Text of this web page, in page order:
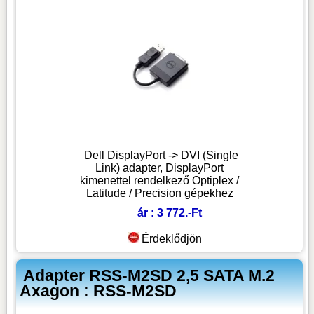
Dell DisplayPort -> DVI (Single
Link) adapter, DisplayPort
kimenettel rendelkező Optiplex /
Latitude / Precision gépekhez
ár : 3 772.-Ft
Érdeklődjön
Adapter RSS-M2SD 2,5 SATA M.2
Axagon : RSS-M2SD